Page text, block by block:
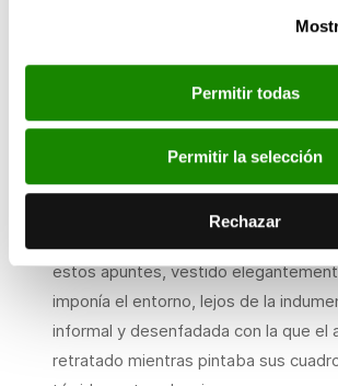
Permitir todas
Permitir la selección
Rechazar
estío levantino, los calores de la
peñascos, junto a la franja espumosa
entre la multitud cosmopolita que
maravilloso mar de Biarritz […]».
El artículo de López Roberts iba
estos apuntes, vestido
imponía el entorno, lejos de la
informal y desenfadada con la que el
retratado mientras pintaba sus